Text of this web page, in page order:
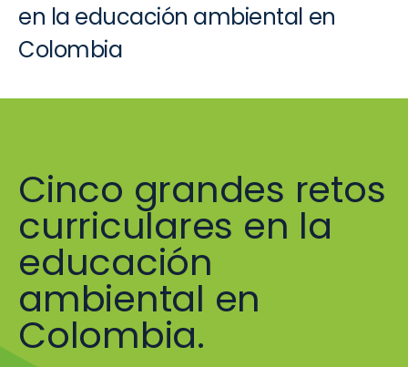
en la educación ambiental en
Colombia
Cinco grandes retos
curriculares en la
educación
ambiental en
Colombia.